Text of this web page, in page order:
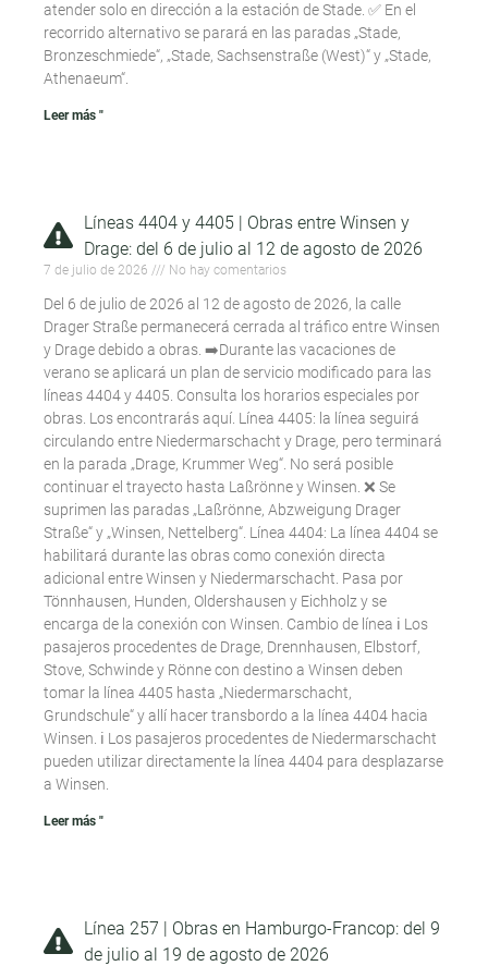
atender solo en dirección a la estación de Stade. ✅ En el
recorrido alternativo se parará en las paradas „Stade,
Bronzeschmiede“, „Stade, Sachsenstraße (West)“ y „Stade,
Athenaeum“.
Leer más "
Líneas 4404 y 4405 | Obras entre Winsen y
Drage: del 6 de julio al 12 de agosto de 2026
7 de julio de 2026 No hay comentarios
Del 6 de julio de 2026 al 12 de agosto de 2026, la calle
Drager Straße permanecerá cerrada al tráfico entre Winsen
y Drage debido a obras. ➡️Durante las vacaciones de
verano se aplicará un plan de servicio modificado para las
líneas 4404 y 4405. Consulta los horarios especiales por
obras. Los encontrarás aquí. Línea 4405: la línea seguirá
circulando entre Niedermarschacht y Drage, pero terminará
en la parada „Drage, Krummer Weg“. No será posible
continuar el trayecto hasta Laßrönne y Winsen. ❌ Se
suprimen las paradas „Laßrönne, Abzweigung Drager
Straße“ y „Winsen, Nettelberg“. Línea 4404: La línea 4404 se
habilitará durante las obras como conexión directa
adicional entre Winsen y Niedermarschacht. Pasa por
Tönnhausen, Hunden, Oldershausen y Eichholz y se
encarga de la conexión con Winsen. Cambio de línea ℹ️ Los
pasajeros procedentes de Drage, Drennhausen, Elbstorf,
Stove, Schwinde y Rönne con destino a Winsen deben
tomar la línea 4405 hasta „Niedermarschacht,
Grundschule“ y allí hacer transbordo a la línea 4404 hacia
Winsen. ℹ️ Los pasajeros procedentes de Niedermarschacht
pueden utilizar directamente la línea 4404 para desplazarse
a Winsen.
Leer más "
Línea 257 | Obras en Hamburgo-Francop: del 9
de julio al 19 de agosto de 2026